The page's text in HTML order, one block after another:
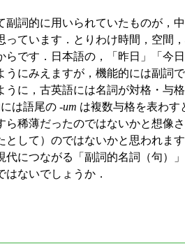
詞的に用いられていたものが，
ています．とりわけ時間，空間
らです．日本語の，「昨日」「今
にみえますが，機能的には副詞
うに，古英語には名詞が対格・与
は語尾の -um は複数与格を表わす
ら稀薄だったのではないかと想像
して）のではないかと思われます
につながる「副詞的名詞（句）
ないでしょうか．